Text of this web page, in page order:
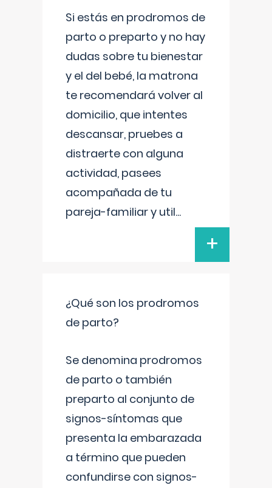
Si estás en prodromos de
parto o preparto y no hay
dudas sobre tu bienestar
y el del bebé, la matrona
te recomendará volver al
domicilio, que intentes
descansar, pruebes a
distraerte con alguna
actividad, pasees
acompañada de tu
pareja-familiar y util...
+
¿Qué son los prodromos
de parto?
Se denomina prodromos
de parto o también
preparto al conjunto de
signos-síntomas que
presenta la embarazada
a término que pueden
confundirse con signos-